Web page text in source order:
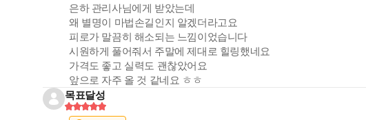
은하 관리사님에게 받았는데
왜 별명이 마법손길인지 알겠더라고요
피로가 말끔히 해소되는 느낌이었습니다
시원하게 풀어줘서 주말에 제대로 힐링했네요
가격도 좋고 실력도 괜찮았어요
앞으로 자주 올 것 같네요 ㅎㅎ
목표달성